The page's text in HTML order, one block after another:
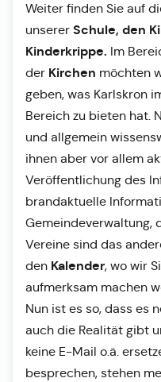
Weiter finden Sie auf
unserer Schule, den
Kinderkrippe. Im
der Kirchen möchten
geben, was Karlskron
Bereich zu bieten hat.
und allgemein
ihnen aber vor allem
Veröffentlichung des
brandaktuelle
Gemeindeverwaltung,
Vereine sind das
den Kalender, wo wir
aufmerksam machen
Nun ist es so, dass es
auch die Realität gibt
keine E-Mail o.ä.
besprechen, stehen